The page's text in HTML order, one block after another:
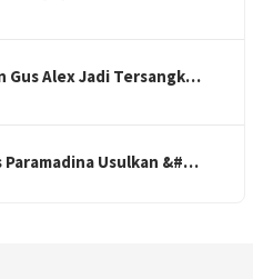
Gus Alex Jadi Tersangk…
Usulkan &#…